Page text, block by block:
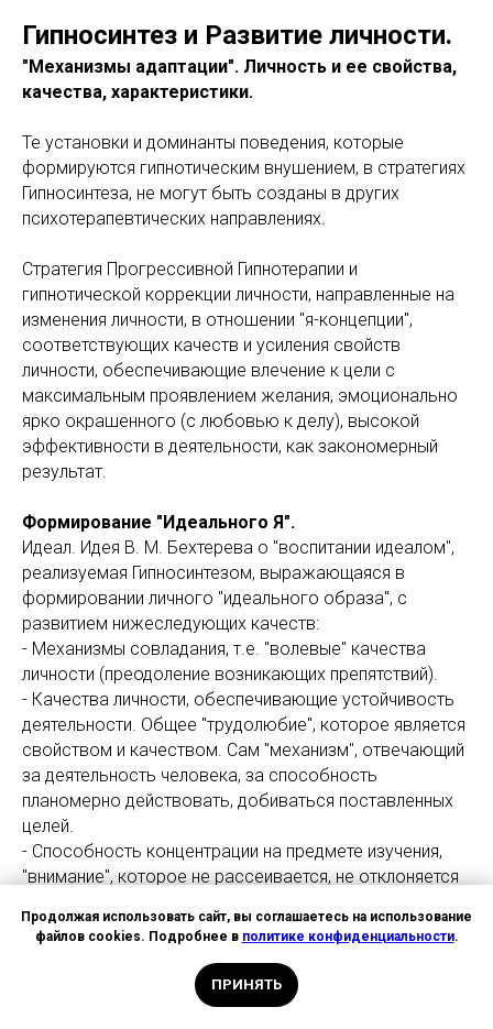
Гипносинтез и Развитие личности.
"Механизмы адаптации". Личность и ее свойства,
качества, характеристики.
Те установки и доминанты поведения, которые
формируются гипнотическим внушением, в стратегиях
Гипносинтеза, не могут быть созданы в других
психотерапевтических направлениях.
Стратегия Прогрессивной Гипнотерапии и
гипнотической коррекции личности, направленные на
изменения личности, в отношении "я-концепции",
соответствующих качеств и усиления свойств
личности, обеспечивающие влечение к цели с
максимальным проявлением желания, эмоционально
ярко окрашенного (с любовью к делу), высокой
эффективности в деятельности, как закономерный
результат.
Формирование "Идеального Я".
Идеал. Идея В. М. Бехтерева о "воспитании идеалом",
реализуемая Гипносинтезом, выражающаяся в
формировании личного "идеального образа", с
развитием нижеследующих качеств:
- Механизмы совладания, т.е. "волевые" качества
личности (преодоление возникающих препятствий).
- Качества личности, обеспечивающие устойчивость
деятельности. Общее "трудолюбие", которое является
свойством и качеством. Сам "механизм", отвечающий
за деятельность человека, за способность
планомерно действовать, добиваться поставленных
целей.
- Способность концентрации на предмете изучения,
"внимание", которое не рассеивается, не отклоняется
- "Самооценка", т.е. отношение к себе, из которой
сделаю"; образующие установки и Доминанты
Продолжая использовать сайт, вы соглашаетесь на использование
файлов cookies. Подробнее в политике конфиденциальности.
ПРИНЯТЬ